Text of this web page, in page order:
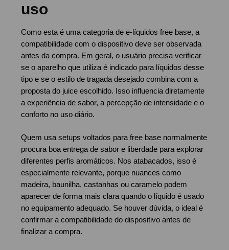
uso
Como esta é uma categoria de e-líquidos free base, a
compatibilidade com o dispositivo deve ser observada
antes da compra. Em geral, o usuário precisa verificar
se o aparelho que utiliza é indicado para líquidos desse
tipo e se o estilo de tragada desejado combina com a
proposta do juice escolhido. Isso influencia diretamente
a experiência de sabor, a percepção de intensidade e o
conforto no uso diário.
Quem usa setups voltados para free base normalmente
procura boa entrega de sabor e liberdade para explorar
diferentes perfis aromáticos. Nos atabacados, isso é
especialmente relevante, porque nuances como
madeira, baunilha, castanhas ou caramelo podem
aparecer de forma mais clara quando o líquido é usado
no equipamento adequado. Se houver dúvida, o ideal é
confirmar a compatibilidade do dispositivo antes de
finalizar a compra.